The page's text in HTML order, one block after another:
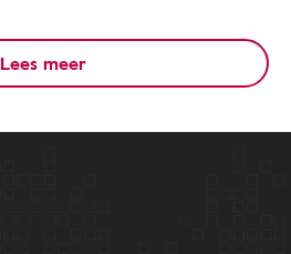
Lees meer